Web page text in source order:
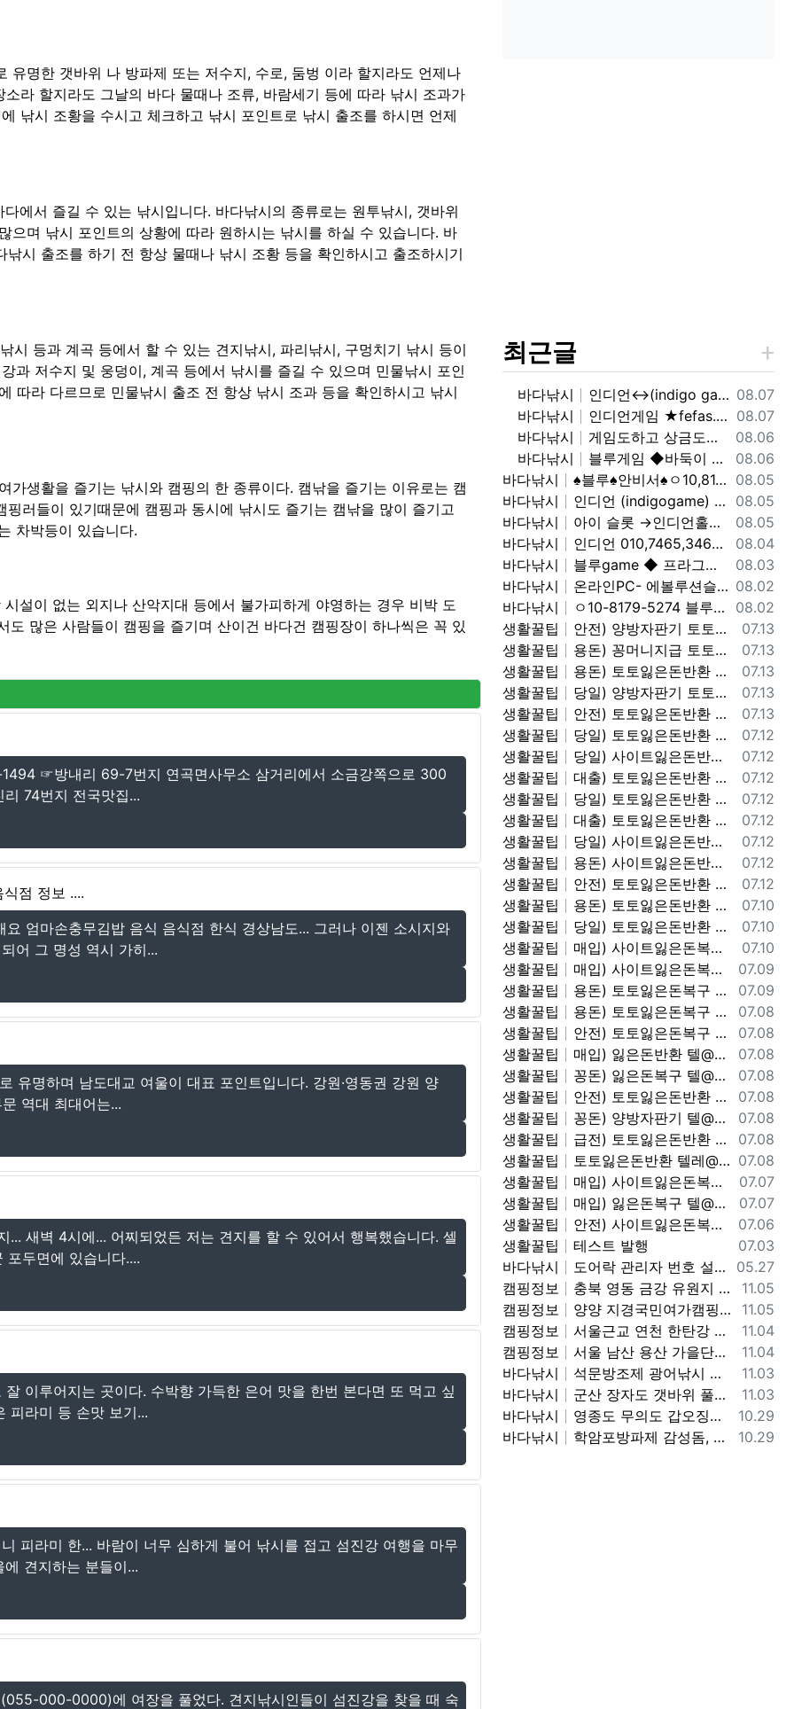
유명한 갯바위 나 방파제 또는 저수지, 수로, 둠벙 이라 할지라도 언제나
라 할지라도 그날의 바다 물때나 조류, 바람세기 등에 따라 낚시 조과가
낚시 조황을 수시고 체크하고 낚시 포인트로 낚시 출조를 하시면 언제
에서 즐길 수 있는 낚시입니다. 바다낚시의 종류로는 원투낚시, 갯바위
으며 낚시 포인트의 상황에 따라 원하시는 낚시를 하실 수 있습니다. 바
시 출조를 하기 전 항상 물때나 낚시 조황 등을 확인하시고 출조하시기
시 등과 계곡 등에서 할 수 있는 견지낚시, 파리낚시, 구멍치기 낚시 등이
과 저수지 및 웅덩이, 계곡 등에서 낚시를 즐길 수 있으며 민물낚시 포인
따라 다르므로 민물낚시 출조 전 항상 낚시 조과 등을 확인하시고 낚시
생활을 즐기는 낚시와 캠핑의 한 종류이다. 캠낚을 즐기는 이유로는 캠
러들이 있기때문에 캠핑과 동시에 낚시도 즐기는 캠낚을 많이 즐기고
차박등이 있습니다.
설이 없는 외지나 산악지대 등에서 불가피하게 야영하는 경우 비박 도
많은 사람들이 캠핑을 즐기며 산이건 바다건 캠핑장이 하나씩은 꼭 있
☞방내리 69-7번지 연곡면사무소 삼거리에서 소금강쪽으로 300
74번지 전국맛집...
점 정보 ....
엄마손충무김밥 음식 음식점 한식 경상남도... 그러나 이젠 소시지와
어 그 명성 역시 가히...
유명하며 남도대교 여울이 대표 포인트입니다. 강원·영동권 강원 양
역대 최대어는...
새벽 4시에... 어찌되었든 저는 견지를 할 수 있어서 행복했습니다. 셀
두면에 있습니다....
이루어지는 곳이다. 수박향 가득한 은어 맛을 한번 본다면 또 먹고 싶
피라미 등 손맛 보기...
피라미 한... 바람이 너무 심하게 불어 낚시를 접고 섬진강 여행을 마무
견지하는 분들이...
000-0000)에 여장을 풀었다. 견지낚시인들이 섬진강을 찾을 때 숙
최근글
등록일
08.07
바다낚시
인디언↔(indigo game)o1o.81.7 9.5.2.7.4% 인디언 바둑이,온라인 홀덤 투명한 운영 방식과 다양한 참가 기회
등록일
08.07
바다낚시
인디언게임 ★fefas.net★와일드홀덤 토너먼트 섹­시카­지노뉴카­지노 아이 슬롯 아시아슬­롯 i-slot슬­롯
등록일
08.06
바다낚시
게임도하고 상금도받자! 0１O=7465 = 3464 인디언 홀덤 블루게임
등록일
08.06
바다낚시
블루게임 ◆바둑이 와일드홀덤 토너먼트◆ pshotgam.com ◆코인충전/테더/USDT가능◆블루게임◆ 온라인 실전 blue바 둑 이.
등록일
08.05
바다낚시
♠블루♠안비서♠ㅇ10,81,79,52,74 (blue) 바이브게임
등록일
08.05
바다낚시
인디언 (indigogame) 콜센터. holdemSITE.문의: ㅋㅏ톡 / 텔ㄹㅔ : T S T 3 6 5
등록일
08.05
바다낚시
아이 슬롯 →인디언홀덤게임 0. 10.81.7 9.→5.2.7.4%
등록일
08.04
바다낚시
인디언 010,7465,3464 (indigo-game) 콜센터.
등록일
08.03
바다낚시
블루game ◆ 프라그마틱 슬 롯 & 에 볼 루 션 ◆ BLUE C A S I N O ◆ 바 둑 이 | 홀 덤 | 바 캬 라 | 슬 롯 | 맞 고 ◆가입 코드 : 안비서◆
등록일
08.02
바다낚시
온라인PC- 에볼루션슬롯 - 블루게임 WWW.fefas.net 아이슬롯아시아
등록일
08.02
바다낚시
ㅇ10-8179-5274 블루게임 fefas.net 바이브게임
등록일
07.13
생활꿀팁
안전) 양방자판기 토토반환신청 텔레@ybcs24
등록일
07.13
생활꿀팁
용돈) 꽁머니지급 토토빚복구 텔레@ybcs24
등록일
07.13
생활꿀팁
용돈) 토토잃은돈반환 토토잃은돈복구 텔레@ybcs24
등록일
07.13
생활꿀팁
당일) 양방자판기 토토반환신청 텔레@ybcs24
등록일
07.13
생활꿀팁
안전) 토토잃은돈반환 토토잃은돈복구 텔레@ybcs24
등록일
07.12
생활꿀팁
당일) 토토잃은돈반환 토토잃은돈복구 텔레@ybcs24
등록일
07.12
생활꿀팁
당일) 사이트잃은돈반환 사이트잃은돈복구 텔레@ybcs24
등록일
07.12
생활꿀팁
대출) 토토잃은돈반환 토토잃은돈복구 텔레@ybcs24
등록일
07.12
생활꿀팁
당일) 토토잃은돈반환 토토잃은돈복구 텔레@ybcs24
등록일
07.12
생활꿀팁
대출) 토토잃은돈반환 토토잃은돈복구 텔레@ybcs24
등록일
07.12
생활꿀팁
당일) 사이트잃은돈반환 사이트잃은돈복구 텔레@ybcs24
등록일
07.12
생활꿀팁
용돈) 사이트잃은돈반환 사이트잃은돈복구 텔레@ybcs24
등록일
07.12
생활꿀팁
안전) 토토잃은돈반환 텔레@ybcs24
등록일
07.10
생활꿀팁
용돈) 토토잃은돈반환 텔레@ybcs24
등록일
07.10
생활꿀팁
당일) 토토잃은돈반환 텔레@ybcs24
등록일
07.10
생활꿀팁
매입) 사이트잃은돈복구 텔@ybcs24
등록일
07.09
생활꿀팁
매입) 사이트잃은돈복구 텔@ybcs24
등록일
07.09
생활꿀팁
용돈) 토토잃은돈복구 텔@ybcs24
등록일
07.08
생활꿀팁
용돈) 토토잃은돈복구 텔@ybcs24
등록일
07.08
생활꿀팁
안전) 토토잃은돈복구 텔@ybcs24
등록일
07.08
생활꿀팁
매입) 잃은돈반환 텔@ybcs24
등록일
07.08
생활꿀팁
꽁돈) 잃은돈복구 텔@ybcs24
등록일
07.08
생활꿀팁
안전) 토토잃은돈반환 텔@ybcs24
등록일
07.08
생활꿀팁
꽁돈) 양방자판기 텔@ybcs24
등록일
07.08
생활꿀팁
급전) 토토잃은돈반환 텔레@ybcs24
등록일
07.08
생활꿀팁
토토잃은돈반환 텔레@ybcs24 토토돈복구
등록일
07.07
생활꿀팁
매입) 사이트잃은돈복구 텔@ybcs24
등록일
07.07
생활꿀팁
매입) 잃은돈복구 텔@ybcs24
등록일
07.06
생활꿀팁
안전) 사이트잃은돈복구 텔@ybcs24
등록일
07.03
생활꿀팁
테스트 발행
등록일
05.27
바다낚시
도어락 관리자 번호 설정과 안전하게 관리하는 방법
등록일
11.05
캠핑정보
충북 영동 금강 유원지 강변뷰 무료 노지 차박캠핑 가볼만한곳
등록일
11.05
캠핑정보
양양 지경국민여가캠핑장, 강릉 바다뷰 노지 차박캠핑 가볼만한곳
등록일
11.04
캠핑정보
서울근교 연천 한탄강 유원지 무료노지 차박캠핑 가볼만한곳
등록일
11.04
캠핑정보
서울 남산 용산 가을단풍 명소, 남산야외식물원, 남산골한옥마을, 이태원로 단풍길, 청파로 단풍길, 서울 단풍 트래킹 가볼만한곳
등록일
11.03
바다낚시
석문방조제 광어낚시 사리물때 끝날물 광어포인트 추천
등록일
11.03
바다낚시
군산 장자도 갯바위 풀치 갈치 워킹 루어낚시 포인트
등록일
10.29
바다낚시
영종도 무의도 갑오징어 워킹 루어낚시 포인트 및 채비정보
등록일
10.29
바다낚시 학암포방파제 감성돔, 고등어,학꽁치 원투낚시 바다낚시 포인트 추천